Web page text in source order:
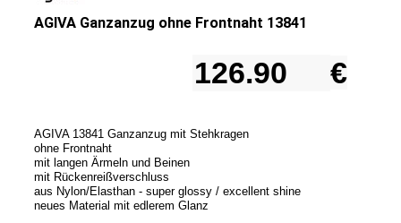
AGIVA Ganzanzug ohne Frontnaht 13841
€
AGIVA 13841 Ganzanzug mit Stehkragen
ohne Frontnaht
mit langen Ärmeln und Beinen
mit Rückenreißverschluss
aus Nylon/Elasthan - super glossy / excellent shine
neues Material mit edlerem Glanz